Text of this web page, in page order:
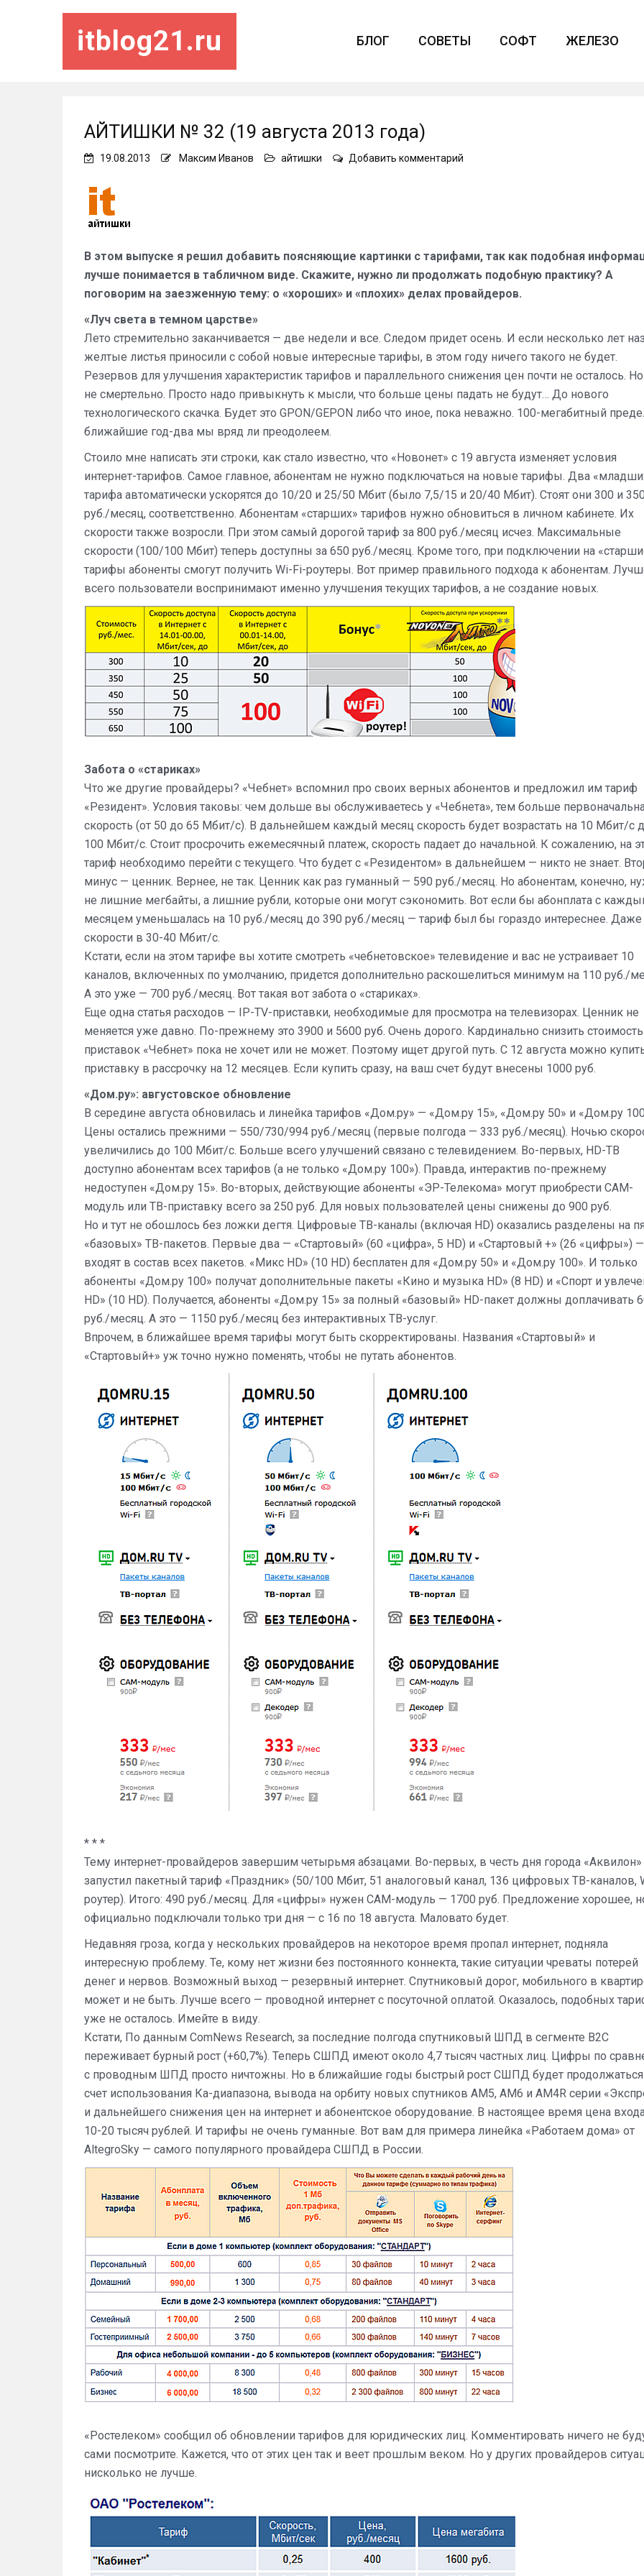
itblog21.ru БЛОГ СОВЕТЫ СОФТ ЖЕЛЕЗО
АЙТИШКИ № 32 (19 августа 2013 года)
19.08.2013 Максим Иванов айтишки Добавить комментарий
года)
В этом выпуске я решил добавить поясняющие картинки с тарифами, так как подобная
лучше понимается в табличном виде. Скажите, нужно ли продолжать подобную практику? А
поговорим на заезженную тему: о «хороших» и «плохих» делах провайдеров.
«Луч света в темном царстве»
Лето стремительно заканчивается — две недели и все. Следом придет осень. И если несколько лет
желтые листья приносили с собой новые интересные тарифы, в этом году ничего такого не будет.
Резервов для улучшения характеристик тарифов и параллельного снижения цен почти не осталось. Но
не смертельно. Просто надо привыкнуть к мысли, что больше цены падать не будут… До нового
технологического скачка. Будет это GPON/GEPON либо что иное, пока неважно. 100-мегабитный
ближайшие год-два мы вряд ли преодолеем.
Стоило мне написать эти строки, как стало известно, что «Новонет» с 19 августа изменяет условия
интернет-тарифов. Самое главное, абонентам не нужно подключаться на новые тарифы. Два
тарифа автоматически ускорятся до 10/20 и 25/50 Мбит (было 7,5/15 и 20/40 Мбит). Стоят они 300 и
руб./месяц, соответственно. Абонентам «старших» тарифов нужно обновиться в личном кабинете. Их
скорости также возросли. При этом самый дорогой тариф за 800 руб./месяц исчез. Максимальные
скорости (100/100 Мбит) теперь доступны за 650 руб./месяц. Кроме того, при подключении на
тарифы абоненты смогут получить Wi-Fi-роутеры. Вот пример правильного подхода к абонентам.
всего пользователи воспринимают именно улучшения текущих тарифов, а не создание новых.
Забота о «стариках»
Что же другие провайдеры? «Чебнет» вспомнил про своих верных абонентов и предложил им тариф
«Резидент». Условия таковы: чем дольше вы обслуживаетесь у «Чебнета», тем больше
скорость (от 50 до 65 Мбит/с). В дальнейшем каждый месяц скорость будет возрастать на 10 Мбит/с
100 Мбит/с. Стоит просрочить ежемесячный платеж, скорость падает до начальной. К сожалению, на
тариф необходимо перейти с текущего. Что будет с «Резидентом» в дальнейшем — никто не знает.
минус — ценник. Вернее, не так. Ценник как раз гуманный — 590 руб./месяц. Но абонентам, конечно,
не лишние мегбайты, а лишние рубли, которые они могут сэкономить. Вот если бы абонплата с
месяцем уменьшалась на 10 руб./месяц до 390 руб./месяц — тариф был бы гораздо интереснее. Даже
скорости в 30-40 Мбит/с.
Кстати, если на этом тарифе вы хотите смотреть «чебнетовское» телевидение и вас не устраивает 10
каналов, включенных по умолчанию, придется дополнительно раскошелиться минимум на 110 руб./
А это уже — 700 руб./месяц. Вот такая вот забота о «стариках».
Еще одна статья расходов — IP-TV-приставки, необходимые для просмотра на телевизорах. Ценник не
меняется уже давно. По-прежнему это 3900 и 5600 руб. Очень дорого. Кардинально снизить
приставок «Чебнет» пока не хочет или не может. Поэтому ищет другой путь. С 12 августа можно
приставку в рассрочку на 12 месяцев. Если купить сразу, на ваш счет будут внесены 1000 руб.
«Дом.ру»: августовское обновление
В середине августа обновилась и линейка тарифов «Дом.ру» — «Дом.ру 15», «Дом.ру 50» и «Дом.ру
Цены остались прежними — 550/730/994 руб./месяц (первые полгода — 333 руб./месяц). Ночью
увеличились до 100 Мбит/с. Больше всего улучшений связано с телевидением. Во-первых, HD-ТВ
доступно абонентам всех тарифов (а не только «Дом.ру 100»). Правда, интерактив по-прежнему
недоступен «Дом.ру 15». Во-вторых, действующие абоненты «ЭР-Телекома» могут приобрести CAM-
модуль или ТВ-приставку всего за 250 руб. Для новых пользователей цены снижены до 900 руб.
Но и тут не обошлось без ложки дегтя. Цифровые ТВ-каналы (включая HD) оказались разделены на
«базовых» ТВ-пакетов. Первые два — «Стартовый» (60 «цифра», 5 HD) и «Стартовый +» (26 «цифры») —
входят в состав всех пакетов. «Микс HD» (10 HD) бесплатен для «Дом.ру 50» и «Дом.ру 100». И только
абоненты «Дом.ру 100» получат дополнительные пакеты «Кино и музыка HD» (8 HD) и «Спорт и
HD» (10 HD). Получается, абоненты «Дом.ру 15» за полный «базовый» HD-пакет должны доплачивать
руб./месяц. А это — 1150 руб./месяц без интерактивных ТВ-услуг.
Впрочем, в ближайшее время тарифы могут быть скорректированы. Названия «Стартовый» и
«Стартовый+» уж точно нужно поменять, чтобы не путать абонентов.
* * *
Тему интернет-провайдеров завершим четырьмя абзацами. Во-первых, в честь дня города «Аквилон»
запустил пакетный тариф «Праздник» (50/100 Мбит, 51 аналоговый канал, 136 цифровых ТВ-каналов,
роутер). Итого: 490 руб./месяц. Для «цифры» нужен CAM-модуль — 1700 руб. Предложение хорошее,
официально подключали только три дня — с 16 по 18 августа. Маловато будет.
Недавняя гроза, когда у нескольких провайдеров на некоторое время пропал интернет, подняла
интересную проблему. Те, кому нет жизни без постоянного коннекта, такие ситуации чреваты потерей
денег и нервов. Возможный выход — резервный интернет. Спутниковый дорог, мобильного в
может и не быть. Лучше всего — проводной интернет с посуточной оплатой. Оказалось, подобных
уже не осталось. Имейте в виду.
Кстати, По данным ComNews Research, за последние полгода спутниковый ШПД в сегменте B2C
переживает бурный рост (+60,7%). Теперь СШПД имеют около 4,7 тысяч частных лиц. Цифры по
с проводным ШПД просто ничтожны. Но в ближайшие годы быстрый рост СШПД будет продолжаться
счет использования Ка-диапазона, вывода на орбиту новых спутников АМ5, АМ6 и АМ4R серии
и дальнейшего снижения цен на интернет и абонентское оборудование. В настоящее время цена
10-20 тысяч рублей. И тарифы не очень гуманные. Вот вам для примера линейка «Работаем дома» от
AltegroSky — самого популярного провайдера СШПД в России.
«Ростелеком» сообщил об обновлении тарифов для юридических лиц. Комментировать ничего не
сами посмотрите. Кажется, что от этих цен так и веет прошлым веком. Но у других провайдеров
нисколько не лучше.